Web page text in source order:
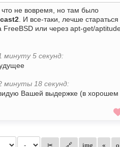
не вовремя, но там было
. И все-таки, лечше стараться
FreeBSD или через apt-get/
минуту 5 секунд:
минуты 18 секунд:
Вашей выдержке (в хорошем